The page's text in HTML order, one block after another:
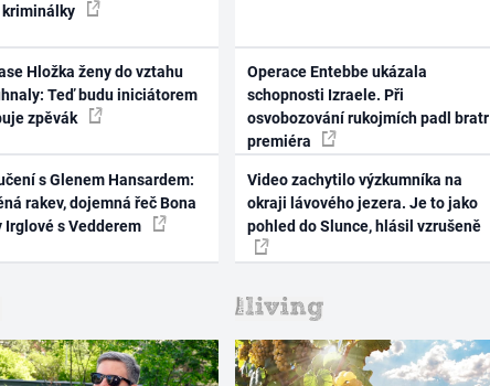
kriminálky
Hložka ženy do vztahu
Teď budu iniciátorem
zpěvák
s Glenem Hansardem:
rakev, dojemná řeč Bona
Irglové s Vedderem
Operace Entebbe ukázala
schopnosti Izraele. Při
osvobozování rukojmích padl bratr
premiéra
Video zachytilo výzkumníka na
okraji lávového jezera. Je to jako
pohled do Slunce, hlásil vzrušeně